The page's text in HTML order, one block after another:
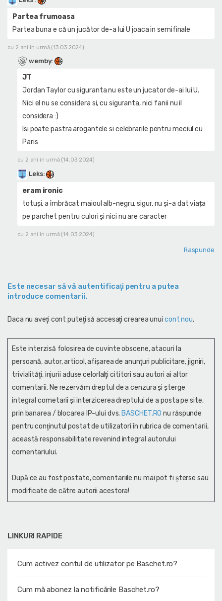
LINKURI RAPIDE
Cum activez contul de utilizator pe Baschet.ro?
Cum mă abonez la notificările Baschet.ro?
Partea frumoasa
Partea buna e că un jucător de-a lui U joaca in semifinale
cu 2 ani în urmă (13.03.2024)
wemby:
JT
Jordan Taylor cu siguranta nu este un jucator de-ai lui U.
Nici el nu se considera si, cu siguranta, nici fanii nu il
considera :)
Isi poate pastra arogantele si celebrarile pentru meciul cu
Paris
cu 2 ani în urmă (14.03.2024)
Leks:
eram ironic
totuși, a îmbrăcat maioul alb-negru. sigur, nu și-a dat viața
pe parchet pentru culori și nici nu are caracter
cu 2 ani în urmă (14.03.2024)
Raspunde
Este necesar să vă autentificaţi pentru a putea
introduce comentarii.
Daca nu aveţi cont puteţi să accesaţi crearea unui cont nou.
Este interzisă folosirea de cuvinte obscene, atacuri la
persoană, autor, articol, afişarea de anunţuri publicitare, jigniri,
trivialităţi, injurii aduse celorlalţi cititori sau autori ai altor
comentarii. Ne rezervăm dreptul de a cenzura și şterge
integral cometarii și interzicerea dreptului de a posta pe site,
prin banarea / blocarea IP-ului dvs. BASCHET.RO nu răspunde
pentru conţinutul postat de utilizatori în rubrica de comentarii,
această responsabilitate revenind integral autorului
comentariului.
După ce au fost postate, comentariile nu mai pot fi șterse sau
modificate de către autorii acestora!